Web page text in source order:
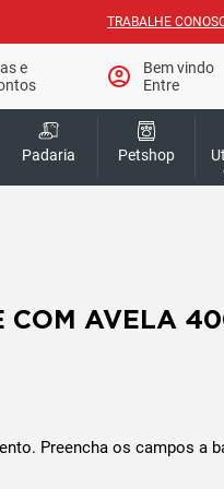
TRABALHE
e
account_circle
Bem vindo
Entre
Padaria Petshop
COM AVELA
Preencha os campos a